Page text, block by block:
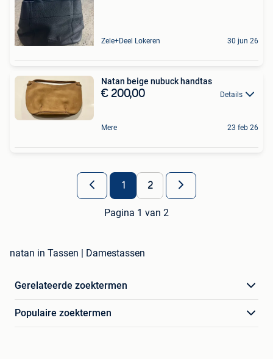
Zele+Deel Lokeren 30 jun 26
Natan beige nubuck handtas
€ 200,00 Details
Mere 23 feb 26
1 2
Pagina 1 van 2
natan in Tassen | Damestassen
Gerelateerde zoektermen
Populaire zoektermen